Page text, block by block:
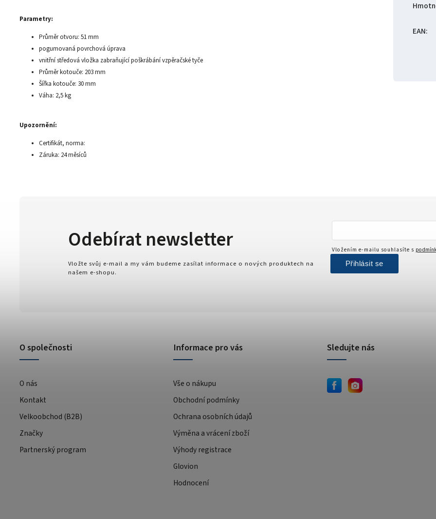
Parametry:
Průměr otvoru: 51 mm
pogumovaná povrchová úprava
vnitřní středová vložka zabraňující poškrábání vzpěračské tyče
Průměr kotouče: 203 mm
Šířka kotouče: 30 mm
Váha: 2,5 kg
Upozornění:
Certifikát, norma:
Záruka: 24 měsíců
EAN:
O společnosti
O nás
Kontakt
Velkoobchod (B2B)
Značky
Partnerský program
Informace pro vás
Vše o nákupu
Obchodní podmínky
Ochrana osobních údajů
Výměna a vrácení zboží
Výhody registrace
Glovion
Hodnocení
Odebírat newsletter
Vložte svůj e-mail a my vám budeme zasílat informace o nových produktech na
našem e-shopu.
Vložením e-mailu souhlasíte s
Přihlásit se
Sledujte nás